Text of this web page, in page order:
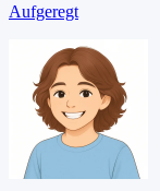
Aufgeregt